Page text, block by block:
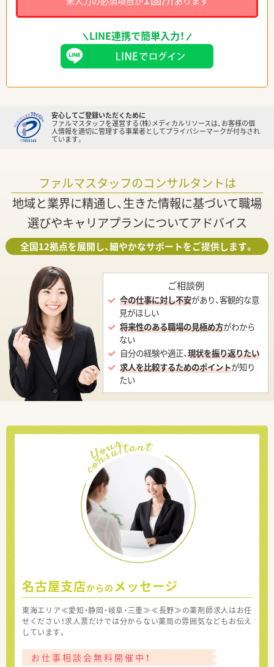
LINE連携で簡単入力！
安心してご登録いただくために
ファルマスタッフを運営する（株）メディカルリソースは、お客様の個
人情報を適切に管理する事業者としてプライバシーマークが付与され
ています。
ファルマスタッフのコンサルタントは
地域と業界に精通し、生きた情報に基づいて職場
選びやキャリアプランについてアドバイス
全国12拠点を展開し、細やかなサポートをご提供します。
ご相談例
今の仕事に対し不安があり、客観的な意
見がほしい
将来性のある職場の見極め方がわから
ない
自分の経験や適正、現状を振り返りたい
求人を比較するためのポイントが知り
たい
名古屋支店からの メッセージ
東海エリア≪愛知・静岡・岐阜・三重≫≪長野≫の薬剤師求人はお任
せください！求人票だけでは分からない薬局の雰囲気などもお伝え
しています。
お仕事相談会無料開催中！